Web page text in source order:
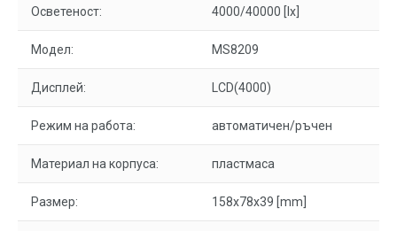
Осветеност: 4000/40000 [lx]
Модел: MS8209
Дисплей: LCD(4000)
Режим на работа: автоматичен/ръчен
Материал на корпуса: пластмаса
Размер: 158x78x39 [mm]